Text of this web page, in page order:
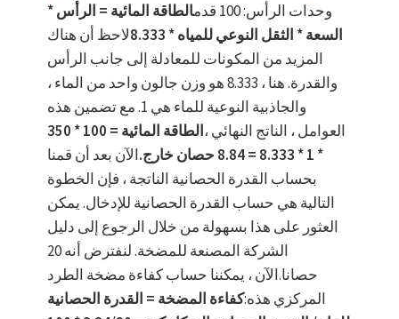
وحدات الرأس: 100 قدم
الطاقة المائية = الرأس *
السعة * الثقل النوعي للمياه * 8.333
لاحظ أن هناك
المزيد من المكونات للمعادلة إلى جانب الرأس
والقدرة. هنا ، 8.333 هو وزن جالون واحد من الماء ،
والجاذبية النوعية للماء هي 1. مع تضمين هذه
العوامل ، الناتج النهائي ،
الطاقة المائية = 100 * 350
* 1 * 8.333 = 8.84 حصان خارج.
الآن بعد أن قمنا
بحساب القدرة الحصانية الناتجة ، فإن الخطوة
التالية هي حساب القدرة الحصانية للإدخال. يمكن
العثور على هذا بسهولة من خلال الرجوع إلى دليل
الشركة المصنعة للمضخة. لنفترض أنه 20
حصانا.الآن ، يمكننا حساب كفاءة مضخة الطرد
المركزي هذه:كفاءة المضخة = القدرة الحصانية